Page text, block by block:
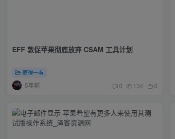
EFF 敦促苹果彻底放弃 CSAM 工具计划
值得一看
5年前 0 134 0